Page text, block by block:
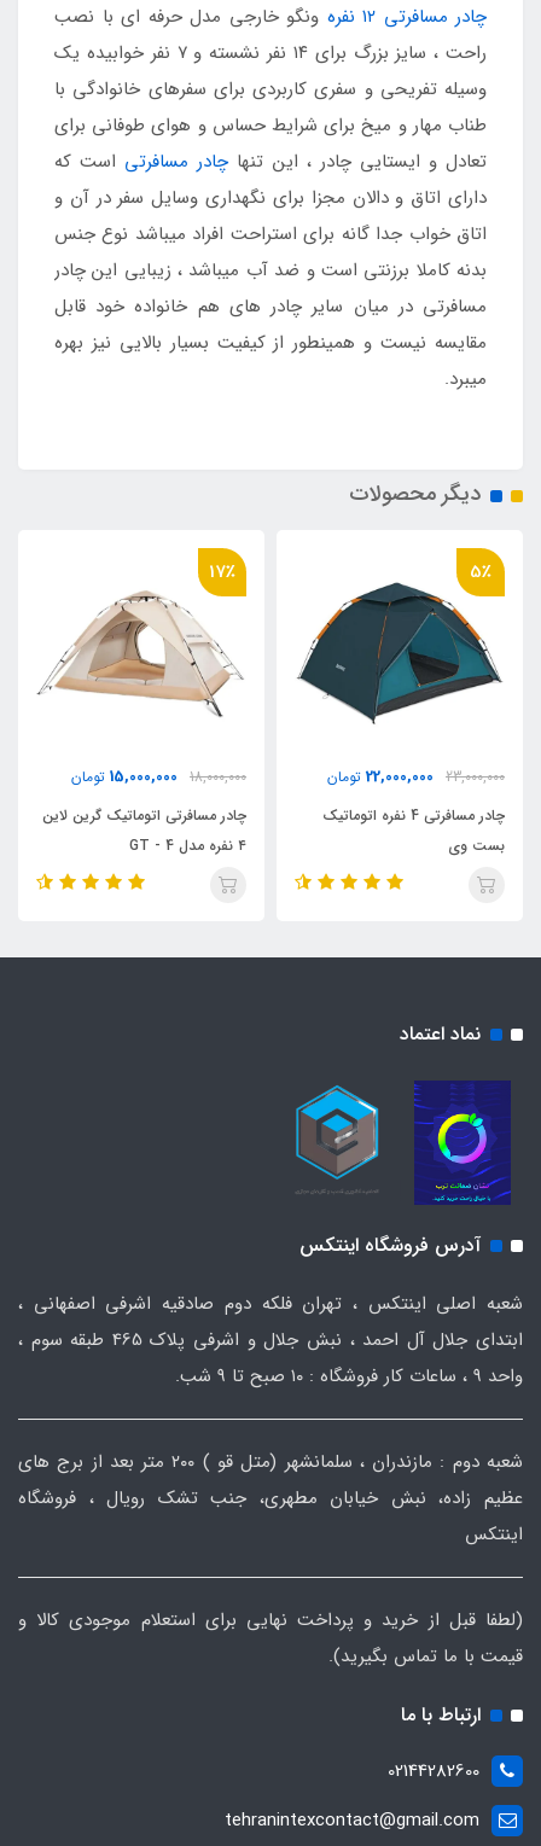
چادر مسافرتی ۱۲ نفره
ونگو خارجی مدل حرفه ای با نصب
راحت ، سایز بزرگ برای ۱۴ نفر نشسته و ۷ نفر خوابیده یک
وسیله تفریحی و سفری کاربردی برای سفرهای خانوادگی با
طناب مهار و میخ برای شرایط حساس و هوای طوفانی برای
تعادل و ایستایی چادر ، این تنهاچادر مسافرتی است که
دارای اتاق و دالان مجزا برای نگهداری وسایل سفر در آن و
اتاق خواب جدا گانه برای استراحت افراد میباشد نوع جنس
بدنه کاملا برزنتی است و ضد آب میباشد ، زیبایی این چادر
مسافرتی در میان سایر چادر های هم خانواده خود قابل
مقایسه نیست و همینطور از کیفیت بسیار بالایی نیز بهره
میبرد.
دیگر محصولات
5٪
23,000,000
22,000,000 تومان
چادر مسافرتی 4 نفره اتوماتیک
بست وی
17٪
18,000,000
15,000,000 تومان
چادر مسافرتی اتوماتیک گرین لاین
۴ نفره مدل GT - 4
نماد اعتماد
آدرس فروشگاه اینتکس
شعبه اصلی اینتکس ، تهران فلکه دوم صادقیه اشرفی اصفهانی ،
ابتدای جلال آل احمد ، نبش جلال و اشرفی پلاک 465 طبقه سوم ،
واحد ۹ ، ساعات کار فروشگاه : ۱۰ صبح تا ۹ شب.
شعبه دوم : مازندران ، سلمانشهر (متل قو ) ۲۰۰ متر بعد از برج های
عظیم زاده، نبش خیابان مطهری، جنب تشک رویال ، فروشگاه
اینتکس
(لطفا قبل از خرید و پرداخت نهایی برای استعلام موجودی کالا و
قیمت با ما تماس بگیرید).
ارتباط با ما
02144282600
tehranintexcontact@gmail.com